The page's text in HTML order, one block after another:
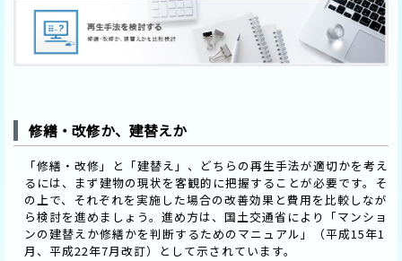
修繕・改修か、建替えか
「修繕・改修」と「建替え」、どちらの再生手法が適切かを考え
るには、まず建物の現状を客観的に把握することが必要です。そ
の上で、それぞれを実施した場合の改善効果と費用を比較しなが
ら検討を進めましょう。進め方は、国土交通省により「マンショ
ンの建替えか修繕かを判断するためのマニュアル」（平成15年1
月、平成22年7月改訂）として示されています。